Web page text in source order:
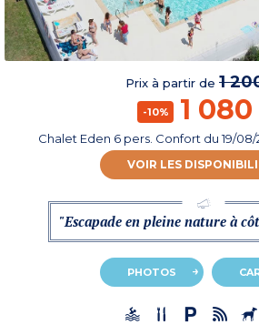
Prix à partir de 1
-10% 1
Chalet Eden 6 pers. Confort du19/08/
VOIR LES
"Escapade en pleine nature à
PHOTOS